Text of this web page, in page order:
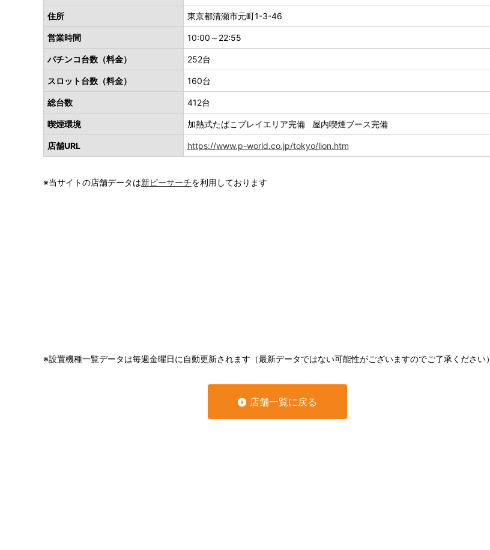
住所 東京都清瀬市元町1-3-46
営業時間 10:00～22:55
パチンコ台数（料金） 252台
スロット台数（料金） 160台
総台数 412台
喫煙環境 加熱式たばこプレイエリア完備 屋内喫煙ブース完備
店舗URL https://www.p-world.co.jp/tokyo/lion.htm
※当サイトの店舗データは新ピーサーチを利用しております
※設置機種一覧データは毎週金曜日に自動更新されます（最新データではない可能性がございますのでご了承ください）
店舗一覧に戻る